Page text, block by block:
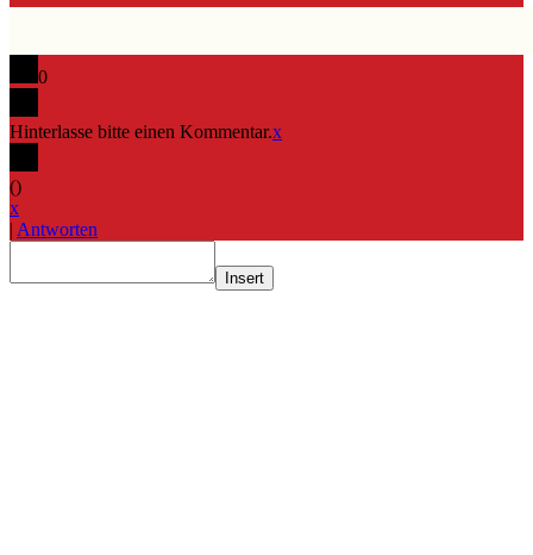
0
Hinterlasse bitte einen Kommentar.x
()
x
| Antworten
Insert